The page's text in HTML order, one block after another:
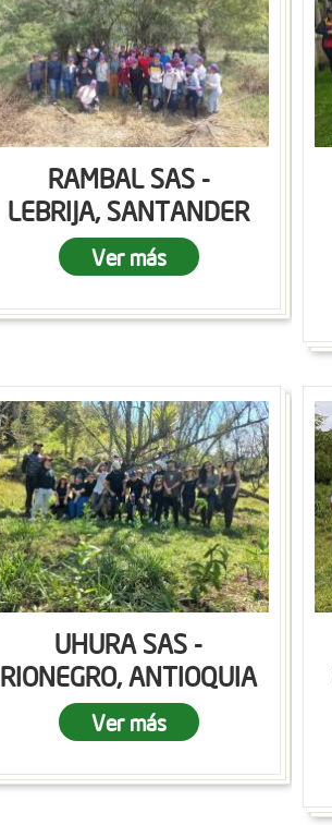
RAMBAL SAS -
LEBRIJA, SANTANDER
Ver más
UHURA SAS -
RIONEGRO, ANTIOQUIA
Ver más